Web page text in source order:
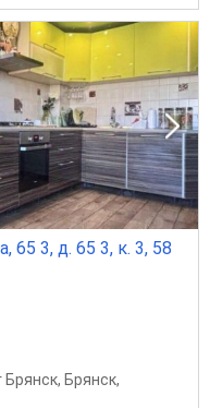
65 3, д. 65 3, к. 3, 58
Брянск, Брянск,